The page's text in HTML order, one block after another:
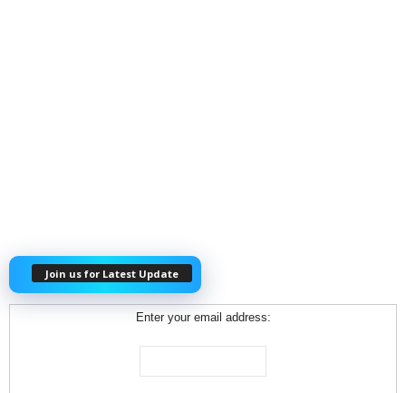
Join us for Latest Update
Enter your email address: